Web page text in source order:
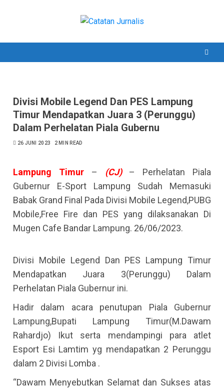
Divisi Mobile Legend Dan PES Lampung
Timur Mendapatkan Juara 3 (Perunggu)
Dalam Perhelatan Piala Gubernu
26 JUNI 2023 2 MIN READ
Lampung Timur– (CJ)– Perhelatan Piala
Gubernur E-Sport Lampung Sudah Memasuki
Babak Grand Final Pada Divisi Mobile Legend,PUBG
Mobile,Free Fire dan PES yang dilaksanakan Di
Mugen Cafe Bandar Lampung. 26/06/2023.
Divisi Mobile Legend Dan PES Lampung Timur
Mendapatkan Juara 3(Perunggu) Dalam
Perhelatan Piala Gubernur ini.
Hadir dalam acara penutupan Piala Gubernur
Lampung,Bupati Lampung Timur(M.Dawam
Rahardjo) Ikut serta mendampingi para atlet
Esport Esi Lamtim yg mendapatkan 2 Perunggu
dalam 2 Divisi Lomba .
“Dawam Menyebutkan Selamat dan Sukses atas